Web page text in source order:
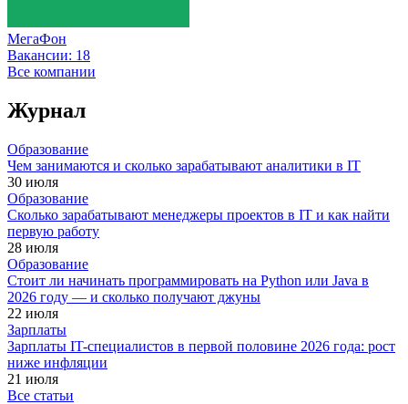
МегаФон
Вакансии: 18
Все компании
Журнал
Образование
Чем занимаются и сколько зарабатывают аналитики в IT
30 июля
Образование
Сколько зарабатывают менеджеры проектов в IT и как найти
первую работу
28 июля
Образование
Стоит ли начинать программировать на Python или Java в
2026 году — и сколько получают джуны
22 июля
Зарплаты
Зарплаты IT-специалистов в первой половине 2026 года: рост
ниже инфляции
21 июля
Все статьи